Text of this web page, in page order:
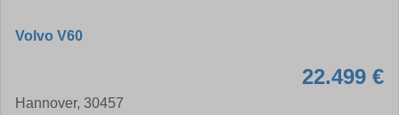
Volvo V60
22.499 €
Hannover, 30457